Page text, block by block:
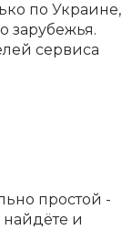
по Украине,
зарубежья.
сервиса
простой -
найдёте и